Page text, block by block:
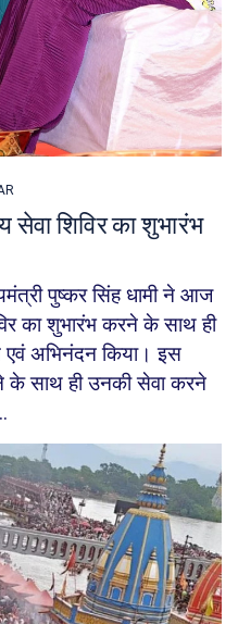
सेवा शिविर का शुभारंभ
पुष्कर सिंह धामी ने आज
का शुभारंभ करने के साथ ही
एवं अभिनंदन किया। इस
के साथ ही उनकी सेवा करने